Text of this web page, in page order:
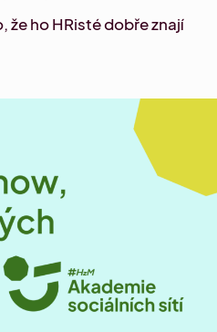
že ho HRisté dobře znají